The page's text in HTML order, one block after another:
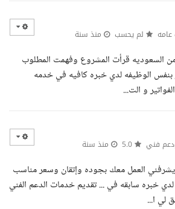
عامه لم يحسب منذ سنة
من السعوديه قرأت المشروع وفهمت المطلوب
الوظيفه لدي خبره كافيه في خدمه
و الت...
فني منذ سنة
العمل معك بجوده وإتقان وسعر مناسب
خبره سابقه في ... تقديم خدمات الدعم الفني
لي ا...